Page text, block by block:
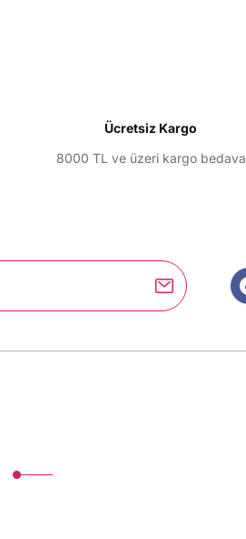
Ücretsiz Kargo
8000 TL ve üzeri kargo bedava